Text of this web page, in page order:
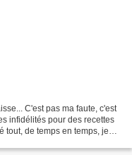
C'est pas ma faute, c'est
infidélités pour des recettes
tout, de temps en temps, je